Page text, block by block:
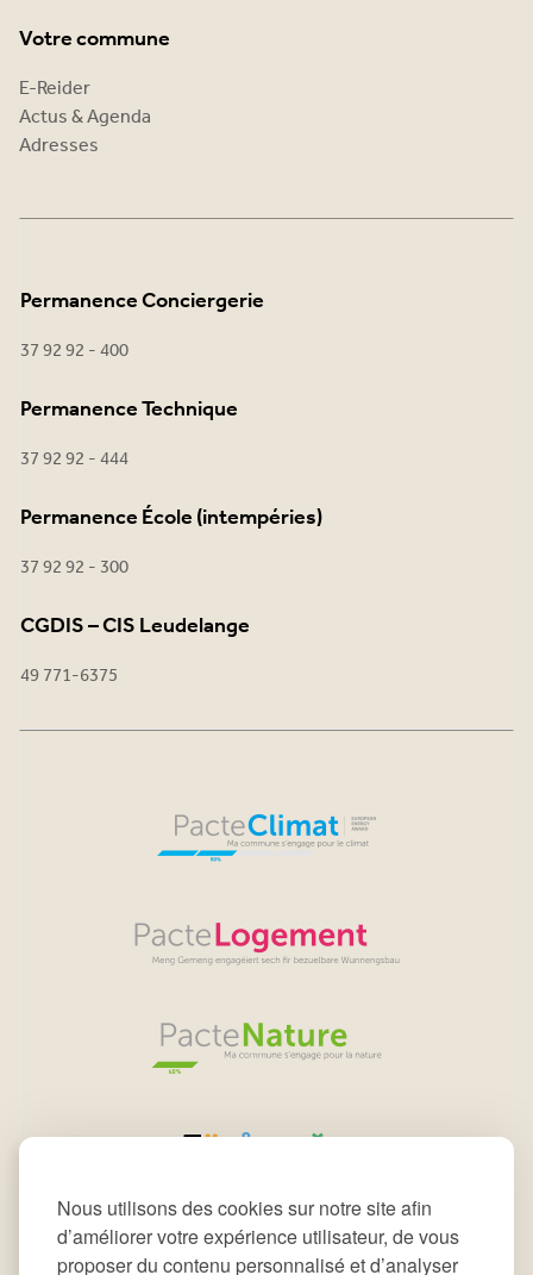
Nous utilisons des cookies sur notre site afin
d’améliorer votre expérience utilisateur, de vous
proposer du contenu personnalisé et d’analyser
Votre commune
E-Reider
Actus & Agenda
Adresses
Permanence Conciergerie
37 92 92 - 400
Permanence Technique
37 92 92 - 444
Permanence École (intempéries)
37 92 92 - 300
CGDIS – CIS Leudelange
49 771-6375